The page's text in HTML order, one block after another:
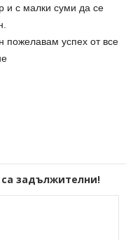
и с малки суми да се
пожелавам успех от все
задължителни!